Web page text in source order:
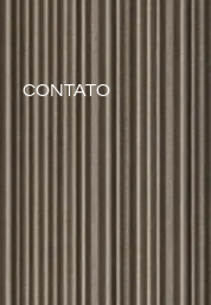
CONTATO